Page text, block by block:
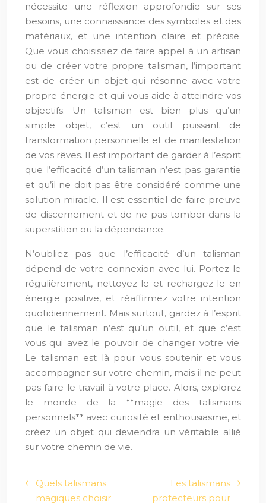
nécessite une réflexion approfondie sur ses
besoins, une connaissance des symboles et des
matériaux, et une intention claire et précise.
Que vous choisissiez de faire appel à un artisan
ou de créer votre propre talisman, l’important
est de créer un objet qui résonne avec votre
propre énergie et qui vous aide à atteindre vos
objectifs. Un talisman est bien plus qu’un
simple objet, c’est un outil puissant de
transformation personnelle et de manifestation
de vos rêves. Il est important de garder à l’esprit
que l’efficacité d’un talisman n’est pas garantie
et qu’il ne doit pas être considéré comme une
solution miracle. Il est essentiel de faire preuve
de discernement et de ne pas tomber dans la
superstition ou la dépendance.
N’oubliez pas que l’efficacité d’un talisman
dépend de votre connexion avec lui. Portez-le
régulièrement, nettoyez-le et rechargez-le en
énergie positive, et réaffirmez votre intention
quotidiennement. Mais surtout, gardez à l’esprit
que le talisman n’est qu’un outil, et que c’est
vous qui avez le pouvoir de changer votre vie.
Le talisman est là pour vous soutenir et vous
accompagner sur votre chemin, mais il ne peut
pas faire le travail à votre place. Alors, explorez
le monde de la **magie des talismans
personnels** avec curiosité et enthousiasme, et
créez un objet qui deviendra un véritable allié
sur votre chemin de vie.
Quels talismans
magiques choisir
Les talismans
protecteurs pour